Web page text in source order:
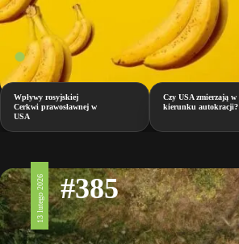
Wpływy rosyjskiej
Cerkwi prawosławnej w
USA
Czy USA zmierzają w
kierunku autokracji?
13 lutego 2026 #385